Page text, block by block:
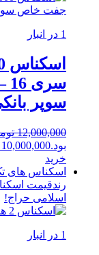
1 در انبار
سوپر بانکی – 29/26-
12,000,000
بود.10,000,000
خرید
اسکناس های
رندقیمت
اسلامی حراج!
1 در انبار